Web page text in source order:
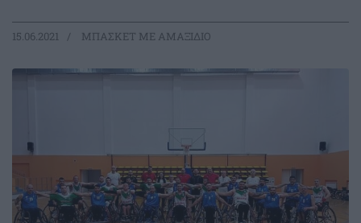
15.06.2021 ΜΠΑΣΚΕΤ ΜΕ ΑΜΑΞΙΔΙΟ